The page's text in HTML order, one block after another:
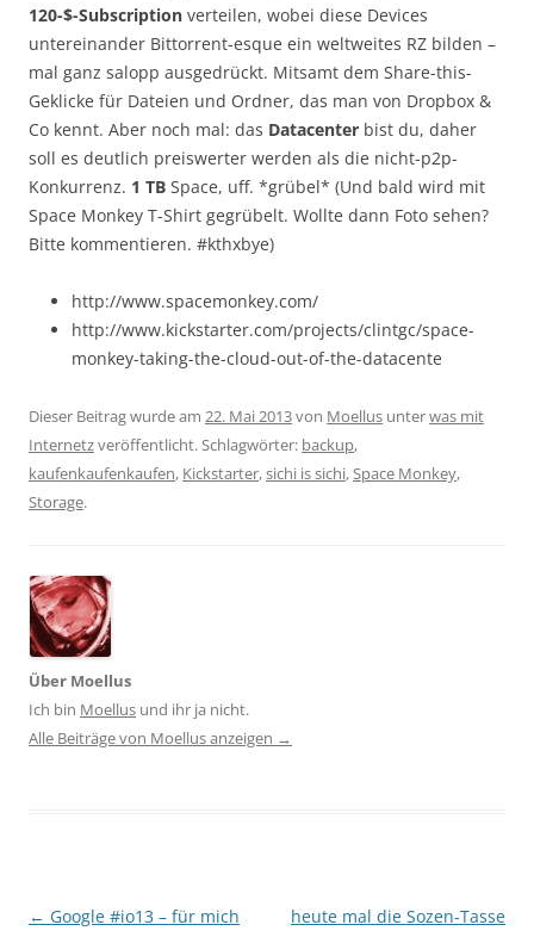
120-$-Subscription verteilen, wobei diese Devices
untereinander Bittorrent-esque ein weltweites RZ bilden –
mal ganz salopp ausgedrückt. Mitsamt dem Share-this-
Geklicke für Dateien und Ordner, das man von Dropbox &
Co kennt. Aber noch mal: das Datacenter bist du, daher
soll es deutlich preiswerter werden als die nicht-p2p-
Konkurrenz. 1 TB Space, uff. *grübel* (Und bald wird mit
Space Monkey T-Shirt gegrübelt. Wollte dann Foto sehen?
Bitte kommentieren. #kthxbye)
http://www.spacemonkey.com/
http://www.kickstarter.com/projects/clintgc/space-
monkey-taking-the-cloud-out-of-the-datacente
Dieser Beitrag wurde am 22. Mai 2013von Moellus unterwas mit
Internetzveröffentlicht. Schlagwörter: backup,
kaufenkaufenkaufen, Kickstarter,sichi is sichi,Space Monkey,
Storage.
Über Moellus
Ich bin Moellus und ihr ja nicht.
Alle Beiträge von Moellus anzeigen →
Beitragsnavigation
← Google #io13 – für mich
heute mal die Sozen-Tasse